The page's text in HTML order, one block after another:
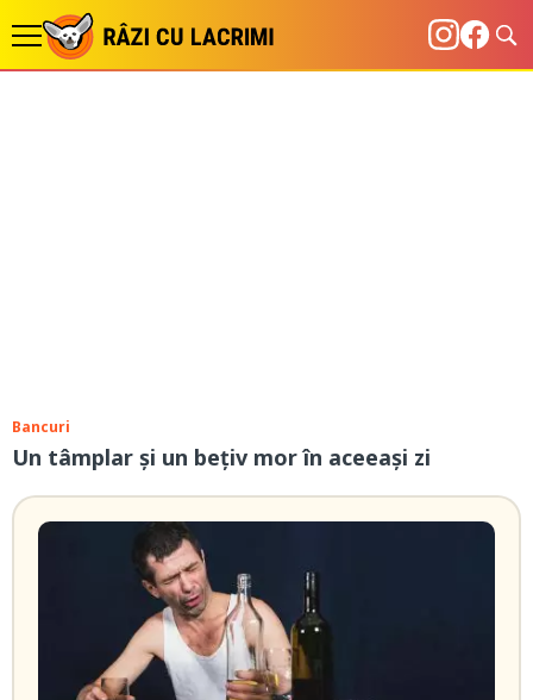
Bancuri
Un tâmplar și un bețiv mor în aceeași zi